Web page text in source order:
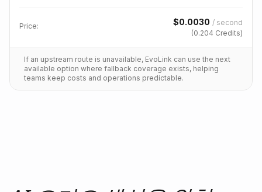
Price: $0.0030 / second
(0.204 Credits)
If an upstream route is unavailable, EvoLink can use the next
available option where fallback coverage exists, helping
teams keep costs and operations predictable.